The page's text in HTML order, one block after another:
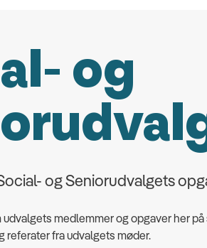
og
og Seniorudvalgets
medlemmer og opgaver her på
referater fra udvalgets møder.